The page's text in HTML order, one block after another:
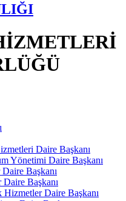
Daire Başkanı
Yönetimi Daire Başkanı
Başkanı
Başkanı
Daire Başkanı